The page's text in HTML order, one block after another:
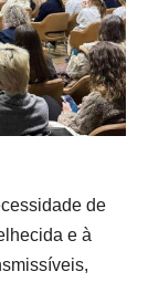
de
e à